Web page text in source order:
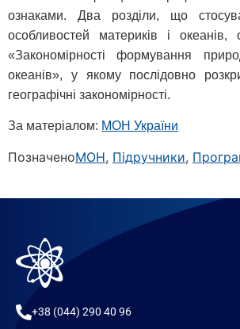
ознаками. Два розділи, що
особливостей материків і океанів,
«Закономірності формування
океанів», у якому послідовно
географічні закономірності.
За матеріалом: МОН України
ПозначеноМОН, Підручники,
+38 (044) 290 40 96